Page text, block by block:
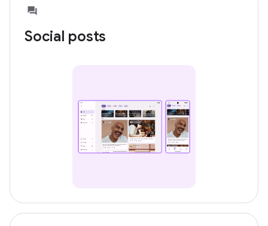
Social posts